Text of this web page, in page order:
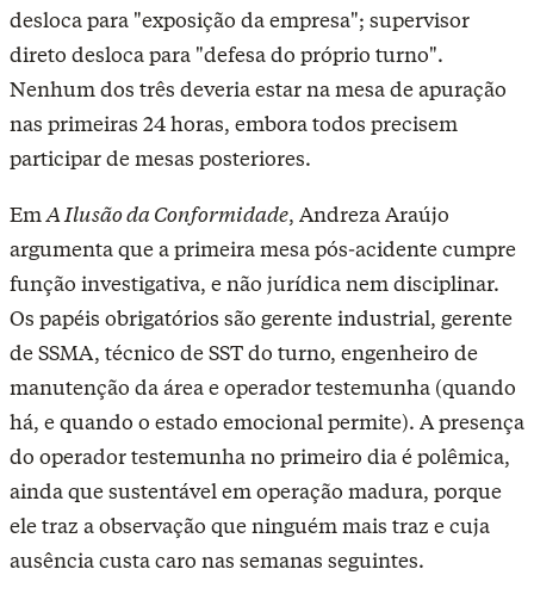
desloca para "exposição da empresa"; supervisor
direto desloca para "defesa do próprio turno".
Nenhum dos três deveria estar na mesa de apuração
nas primeiras 24 horas, embora todos precisem
participar de mesas posteriores.
Em A Ilusão da Conformidade, Andreza Araújo
argumenta que a primeira mesa pós-acidente cumpre
função investigativa, e não jurídica nem disciplinar.
Os papéis obrigatórios são gerente industrial, gerente
de SSMA, técnico de SST do turno, engenheiro de
manutenção da área e operador testemunha (quando
há, e quando o estado emocional permite). A presença
do operador testemunha no primeiro dia é polêmica,
ainda que sustentável em operação madura, porque
ele traz a observação que ninguém mais traz e cuja
ausência custa caro nas semanas seguintes.